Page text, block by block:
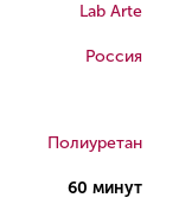
Lab Arte
Россия
Полиуретан
60 минут